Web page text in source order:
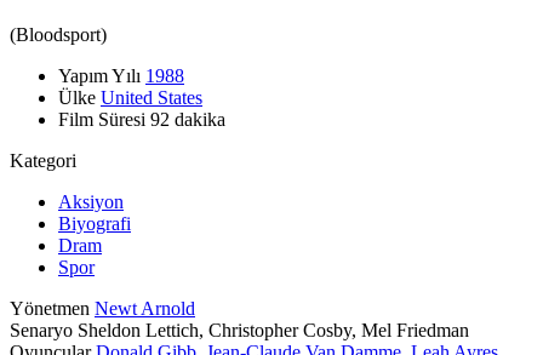
(Bloodsport)
Yapım Yılı 1988
Ülke United States
Film Süresi 92 dakika
Kategori
Aksiyon
Biyografi
Dram
Spor
Yönetmen Newt Arnold
Senaryo Sheldon Lettich, Christopher Cosby, Mel Friedman